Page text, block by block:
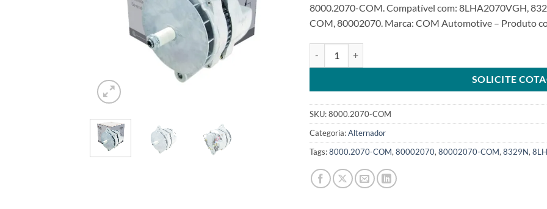
8000.2070-COM. Compatível com: 8LHA2070VGH,
COM, 80002070. Marca: COM Automotive – Produto
SOLICITE
SKU:8000.2070-COM
Categoria:Alternador
Tags:8000.2070-COM, 80002070, 80002070-COM, 8329N,